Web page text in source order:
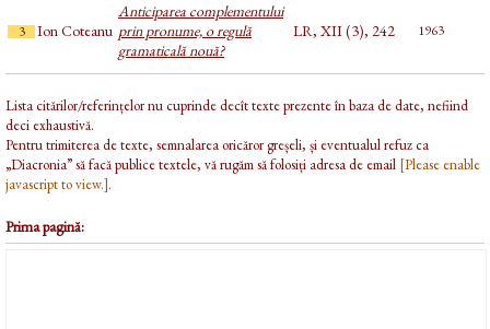
3 Ion Coteanu
Anticiparea complementului
prin pronume, o regulă
gramaticală nouă?
LR, XII (3), 242 1963
Lista citărilor/referințelor nu cuprinde decît texte prezente în baza de date, nefiind
deci exhaustivă.
Pentru trimiterea de texte, semnalarea oricăror greșeli, și eventualul refuz ca
„Diacronia” să facă publice textele, vă rugăm să folosiți adresa de email [Please enable
javascript to view.].
Prima pagină: